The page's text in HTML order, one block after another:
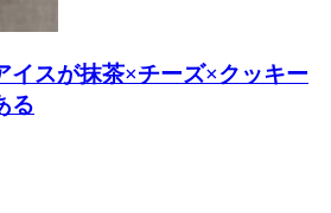
イスが抹茶×チーズ×クッキー
る